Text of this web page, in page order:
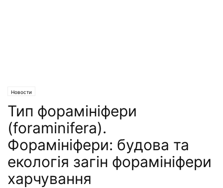
Новости
Тип форамініфери
(foraminifera).
Форамініфери: будова та
екологія загін форамініфери
харчування